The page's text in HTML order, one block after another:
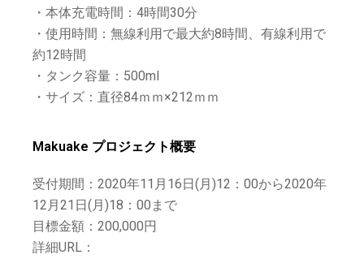
・本体充電時間：4時間30分
・使用時間：無線利用で最大約8時間、有線利用で
約12時間
・タンク容量：500ml
・サイズ：直径84ｍｍ×212ｍｍ
Makuake プロジェクト概要
受付期間：2020年11月16日(月)12：00から2020年
12月21日(月)18：00まで
目標金額：200,000円
詳細URL：